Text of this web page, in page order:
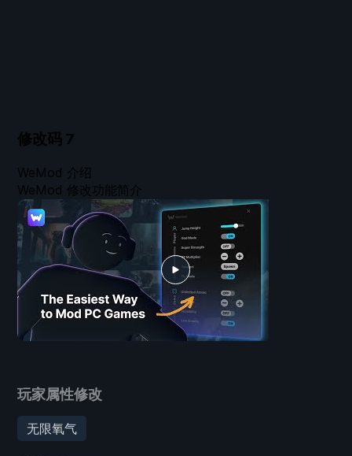
修改码 7
玩家属性修改
无限氧气
WeMod 介绍
WeMod 修改功能简介